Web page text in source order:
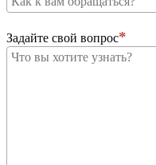
Задайте свой вопрос